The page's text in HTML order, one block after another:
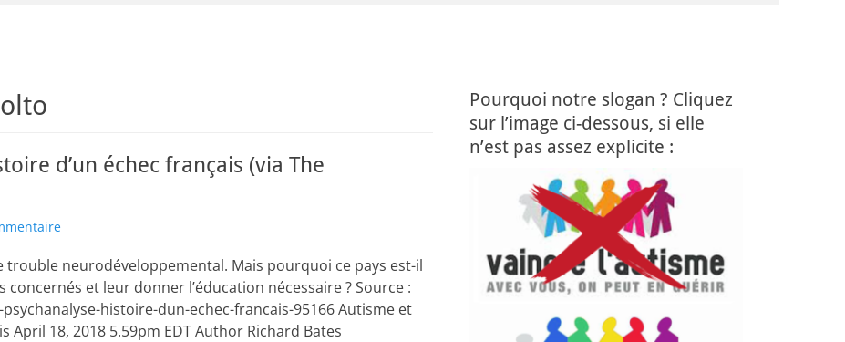
d’un échec français (via The
trouble neurodéveloppemental. Mais pourquoi ce pays est-il
et leur donner l’éducation nécessaire ? Source :
histoire-dun-echec-francais-95166 Autisme et
April 18, 2018 5.59pm EDT Author Richard Bates
Pourquoi notre slogan ? Cliquez
sur l’image ci-dessous, si elle
n’est pas assez explicite :